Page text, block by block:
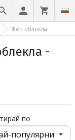
Фен облекла
-
по